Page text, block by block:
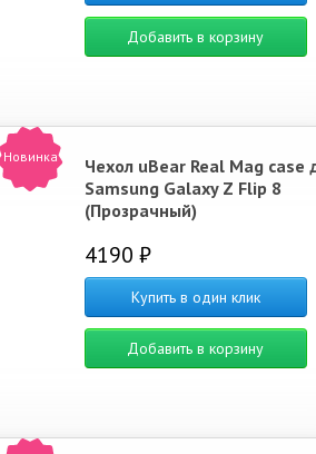
Добавить в корзину
Новинка
Чехол uBear Real Mag case
Samsung Galaxy Z Flip 8
(Прозрачный)
4190 ₽
Купить в один клик
Добавить в корзину